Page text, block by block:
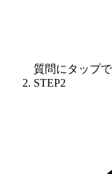
質問にタップ
STEP2